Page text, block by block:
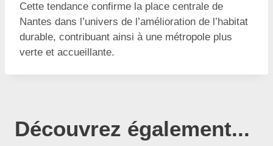
Cette tendance confirme la place centrale de
Nantes dans l’univers de l’amélioration de l’habitat
durable, contribuant ainsi à une métropole plus
verte et accueillante.
Découvrez également...